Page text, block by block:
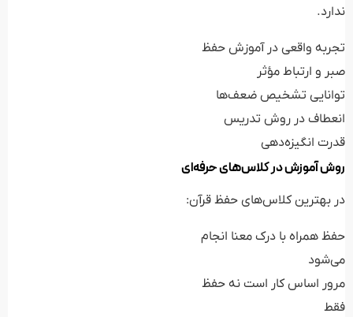
ندارد.
تجربه واقعی در آموزش حفظ
صبر و ارتباط مؤثر
توانایی تشخیص ضعف‌ها
انعطاف در روش تدریس
قدرت انگیزه‌دهی
روش آموزش در کلاس‌های حرفه‌ای
در بهترین کلاس‌های حفظ قرآن:
حفظ همراه با درک معنا انجام
می‌شود
مرور اساس کار است نه حفظ
فقط